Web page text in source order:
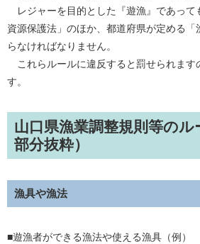
レジャーを目的とした『遊漁』であって
資源保護法」のほか、都道府県が定める
らなければなりません。
これらルールに違反すると罰せられます
す。
山口県漁業調整規則等のル
部分抜粋）
漁具や漁法
■遊漁者ができる漁法や使える漁具（例）